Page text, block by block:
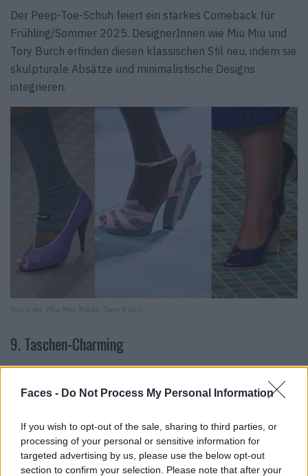
Faces - Do Not Process My Personal Information
If you wish to opt-out of the sale, sharing to third parties, or
processing of your personal or sensitive information for
targeted advertising by us, please use the below opt-out
section to confirm your selection. Please note that after your
Der Peep-Toe-Schuh feiert ein starkes Comeback für
Frühling/Sommer 2025. DesignerInnen wie Miu Miu und
Tory Burch erfinden diesen klassischen Stil neu, indem sie
skulpturale Absätze und minimalistische Designs
integrieren.
Von links: Miu Miu, Prada, Torry Burch
9. Taschen-Charming
Zeig deine Individualität diesen Frühling/Sommer 2025
mit dem verspielten Taschen-Charm-Trend, der überall
Von Plüschspielzeug bis hin zu witzigen
Schlüsselanhängern – Charms verleihen klassischen
Handtaschen eine persönliche, kreative Note und